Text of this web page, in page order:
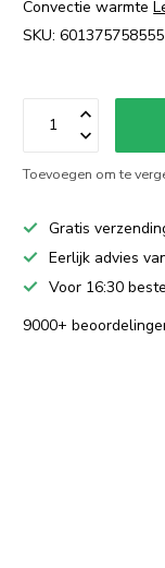
Convectie warmte
SKU:
Toevoegen om te
Gratis
Eerlijk advies
Voor 16:30
9000+